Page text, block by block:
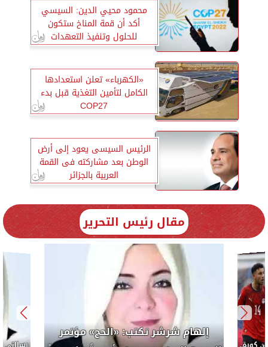
محمود محيي الدين: السيسي
أكد أن قمة المناخ ستكون
للحلول وتنفيذ التعهدات
«الكهرباء» تعلن استعدادها
الكامل لتأمين التغذية قبل بدء
COP27
الرئيس السيسى يعود إلى أرض
الوطن بعد مشاركته فى القمة
العربية بالجزائر
مقال رئيس التحرير
إلهام شرشر تكتب: «الحج» مؤتمر